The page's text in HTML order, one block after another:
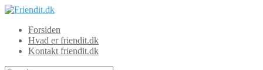
Forsiden
Hvad er friendit.dk
Kontakt friendit.dk